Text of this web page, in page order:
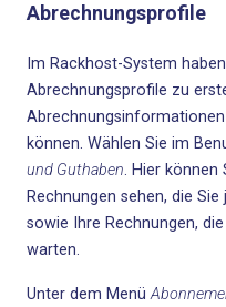
Abrechnungsprofile
Im Rackhost-System
Abrechnungsprofile zu
können. Wählen Sie im
und Guthaben. Hier können
Rechnungen sehen, die
sowie Ihre Rechnungen,
warten.
Unter dem Menü